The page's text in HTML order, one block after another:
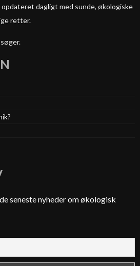
dagligt med sunde, økologiske
retter.
seneste nyheder om økologisk